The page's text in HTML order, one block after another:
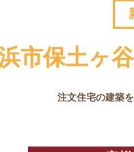
市保土ヶ
注文住宅の建築